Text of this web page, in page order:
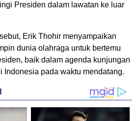
Presiden dalam lawatan ke luar
Erik Thohir menyampaikan
dunia olahraga untuk bertemu
baik dalam agenda kunjungan
Indonesia pada waktu mendatang.